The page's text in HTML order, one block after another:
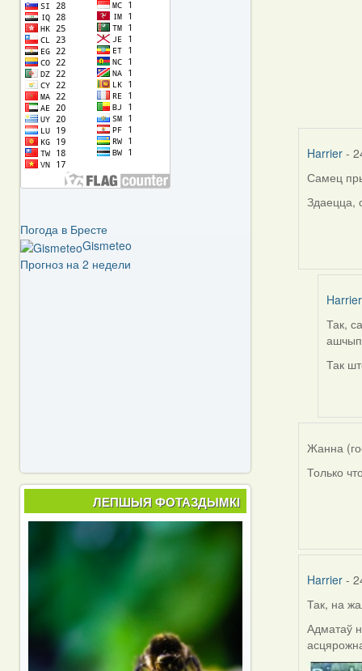
Harrier -
Самец
Здаецца,
Harrier
In
reply
to
Так,
Так
Жанна
Только
Harrier -
Так, на
Адматаў
Погода в Бресте
Gismeteo
Прогноз на 2 недели
ЛЕПШЫЯ ФОТАЗДЫМКІ